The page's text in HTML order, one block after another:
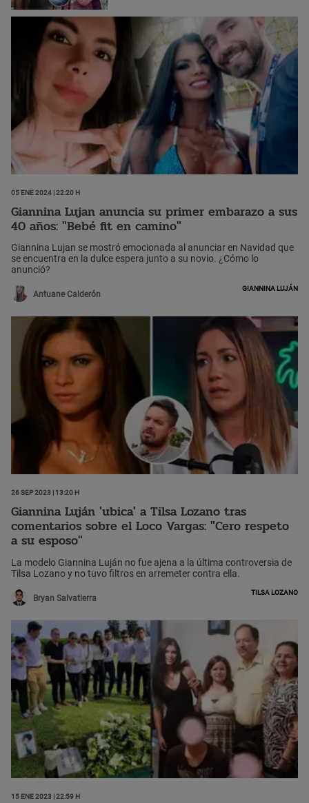
05 Ene 2024 | 22:20 h
Giannina Lujan anuncia su primer embarazo a sus
40 años: "Bebé fit en camino"
Giannina Lujan se mostró emocionada al anunciar en Navidad que
se encuentra en la dulce espera junto a su novio. ¿Cómo lo
anunció?
Antuane Calderón
Giannina Luján
26 Sep 2023 | 13:20 h
Giannina Luján 'ubica' a Tilsa Lozano tras
comentarios sobre el Loco Vargas: "Cero respeto
a su esposo"
La modelo Giannina Luján no fue ajena a la última controversia de
Tilsa Lozano y no tuvo filtros en arremeter contra ella.
Bryan Salvatierra
Tilsa Lozano
15 Ene 2023 | 22:59 h